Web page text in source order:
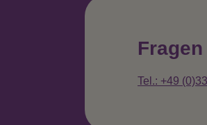
Tel.: +49